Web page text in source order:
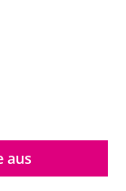
Schwarz
aus